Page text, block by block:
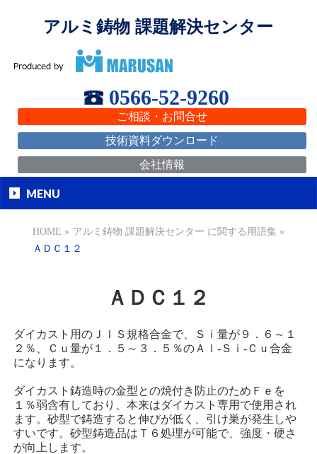
アルミ鋳物 課題解決センター
0566-52-9260
ご相談・お問合せ
技術資料ダウンロード
会社情報
MENU
HOME » アルミ鋳物 課題解決センター に関する用語集 »
ＡＤＣ１２
ＡＤＣ１２
ダイカスト用のＪＩＳ規格合金で、Ｓｉ量が９．６～１
２％、Ｃｕ量が１．５～３．５％のＡｌ-Ｓｉ-Ｃｕ合金
になります。
ダイカスト鋳造時の金型との焼付き防止のためＦｅを
１％弱含有しており、本来はダイカスト専用で使用され
ます。砂型で鋳造すると伸びが低く、引け巣が発生しや
すいです。砂型鋳造品はＴ６処理が可能で、強度・硬さ
が向上します。